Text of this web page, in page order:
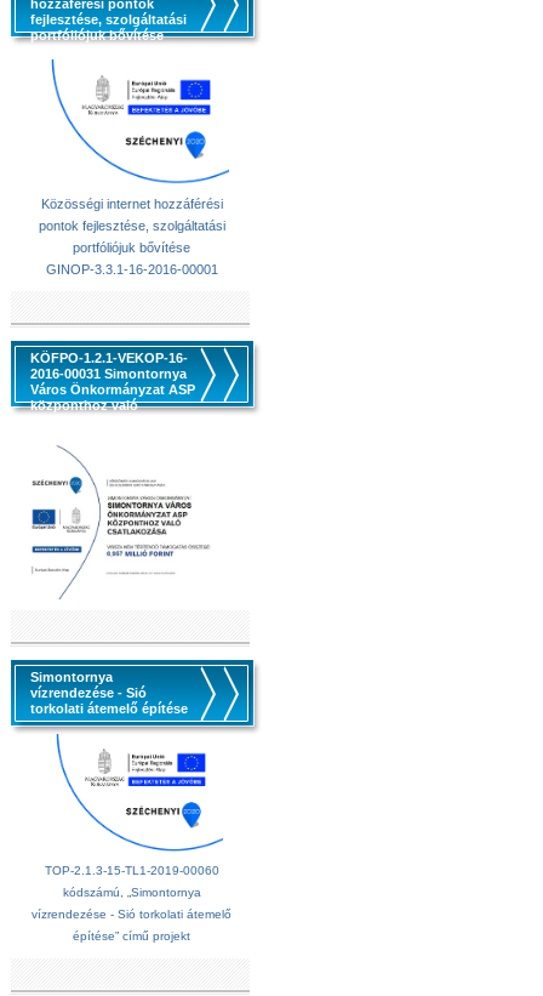
hozzáférési pontok
fejlesztése, szolgáltatási
portfóliójuk bővítése
Közösségi internet hozzáférési
pontok fejlesztése, szolgáltatási
portfóliójuk bővítése
GINOP-3.3.1-16-2016-00001
KÖFPO-1.2.1-VEKOP-16-
2016-00031 Simontornya
Város Önkormányzat ASP
központhoz való
Simontornya
vízrendezése - Sió
torkolati átemelő építése
TOP-2.1.3-15-TL1-2019-00060
kódszámú, „Simontornya
vízrendezése - Sió torkolati átemelő
építése” című projekt